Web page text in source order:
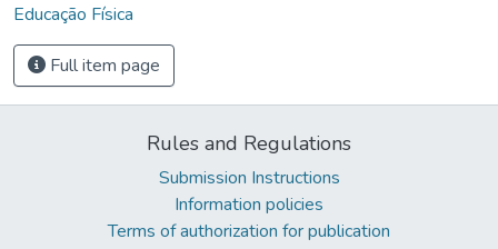
Educação Física
Full item page
Rules and Regulations
Submission Instructions
Information policies
Terms of authorization for publication